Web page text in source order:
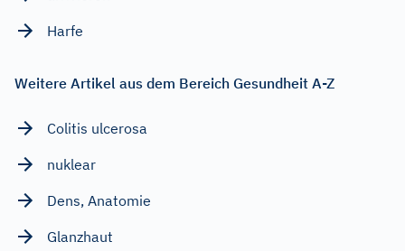
Harfe
Weitere Artikel aus dem Bereich Gesundheit A-Z
Colitis ulcerosa
nuklear
Dens, Anatomie
Glanzhaut